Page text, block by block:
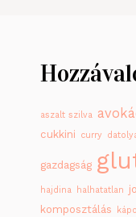
aszalt szilva
cukkini curry
gazdagság
hajdina halhatatlan
komposztálás